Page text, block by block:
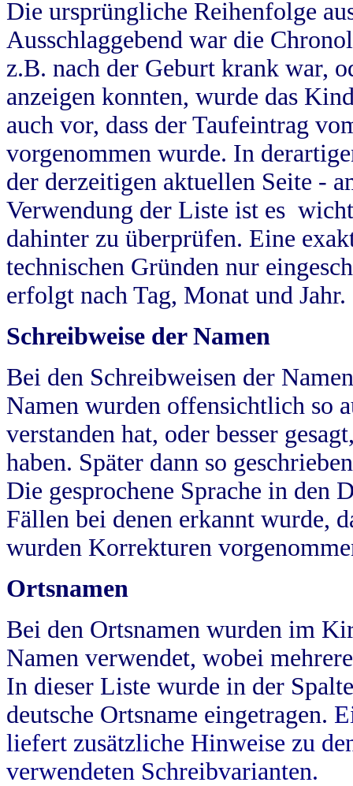
Die ursprüngliche Reihenfolge
Ausschlaggebend war die
z.B. nach der Geburt krank war,
anzeigen konnten, wurde das
auch vor, dass der Taufeintrag
vorgenommen wurde. In
der derzeitigen aktuellen Seite -
Verwendung der Liste ist es
dahinter zu überprüfen. Eine
technischen Gründen nur
erfolgt nach Tag, Monat und Jahr.
Schreibweise der Namen
Bei den Schreibweisen der
Namen wurden offensichtlich so
verstanden hat, oder besser
haben. Später dann so
Die gesprochene Sprache in
Fällen bei denen erkannt wurde,
wurden Korrekturen
Ortsnamen
Bei den Ortsnamen wurden im
Namen verwendet, wobei
In dieser Liste wurde in der
deutsche Ortsname eingetragen.
liefert zusätzliche Hinweise zu
verwendeten Schreibvarianten.